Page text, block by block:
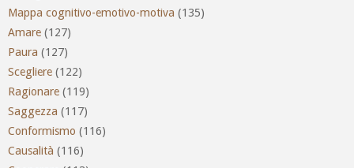
Mappa cognitivo-emotivo-motiva (135)
Amare (127)
Paura (127)
Scegliere (122)
Ragionare (119)
Saggezza (117)
Conformismo (116)
Causalità (116)